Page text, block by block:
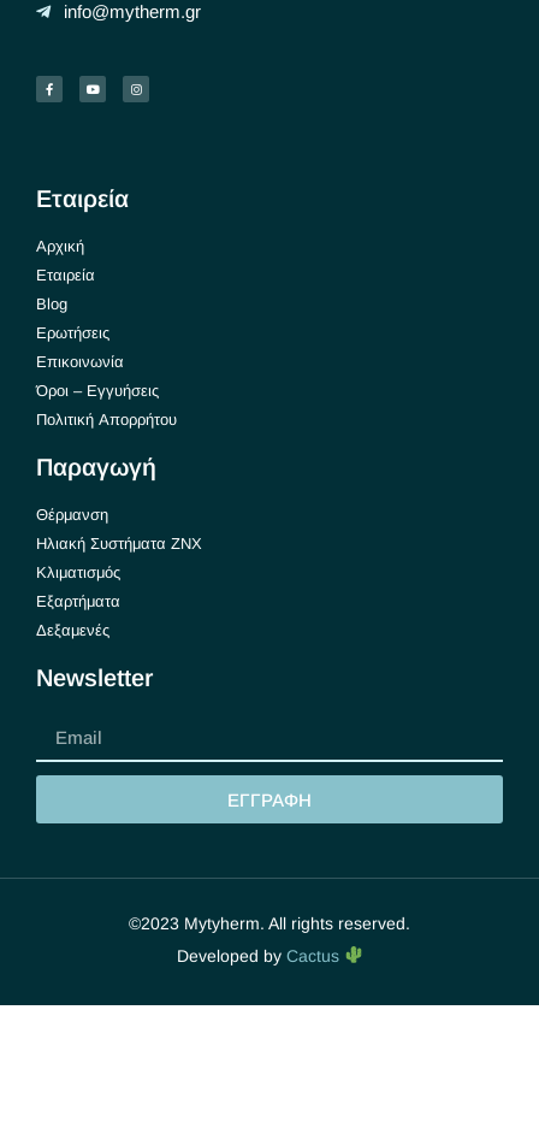
info@mytherm.gr
Εταιρεία
Αρχική
Εταιρεία
Blog
Ερωτήσεις
Επικοινωνία
Όροι – Εγγυήσεις
Πολιτική Απορρήτου
Παραγωγή
Θέρμανση
Ηλιακή Συστήματα ΖΝΧ
Κλιματισμός
Εξαρτήματα
Δεξαμενές
Newsletter
ΕΓΓΡΑΦΗ
©2023 Mytyherm. All rights reserved.
Developed by Cactus